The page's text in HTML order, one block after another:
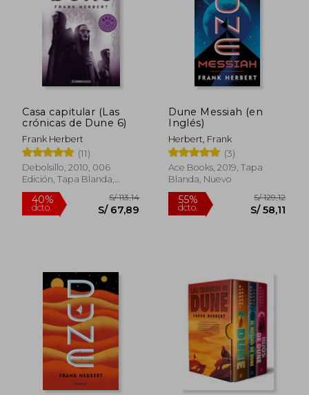
40%
dcto.
S/ 107,22
S/ 64,33
55%
dcto.
Casa capitular (Las
crónicas de Dune 6)
Frank Herbert
(11)
Debolsillo, 2010, 006
Edición, Tapa Blanda,
Usado
Dune Messiah (en
Inglés)
Herbert, Frank
(3)
Ace Books, 2019, Tapa
Blanda, Nuevo